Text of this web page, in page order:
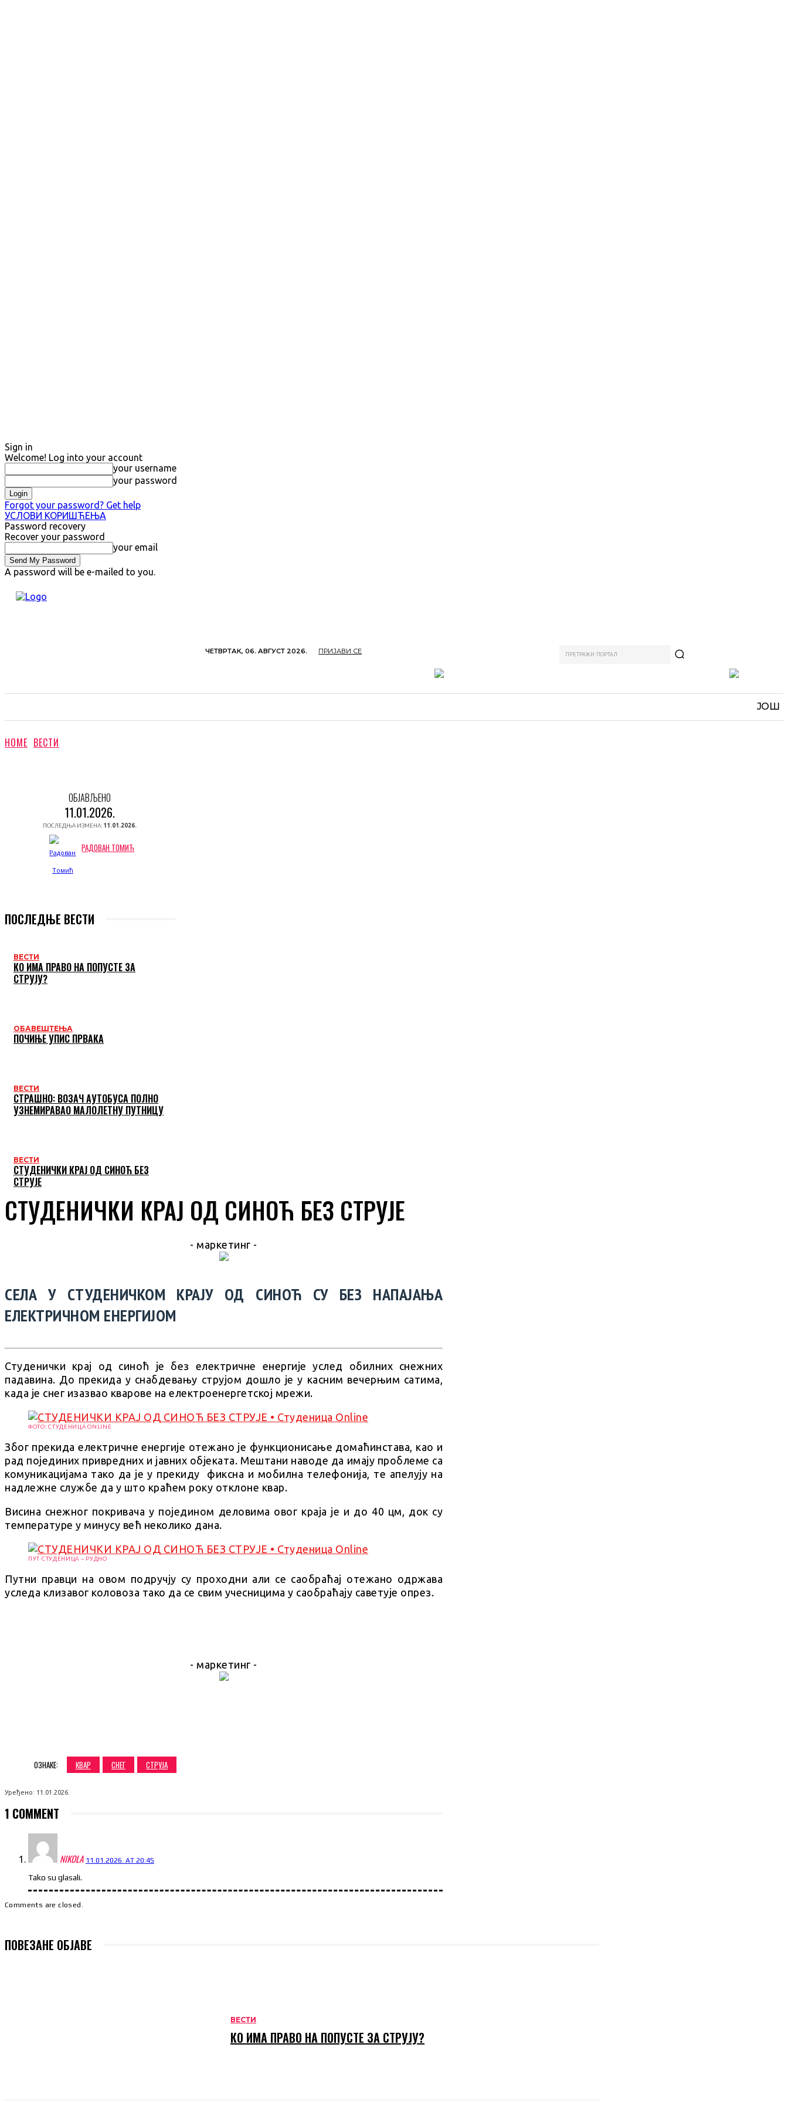
Sign in
Welcome! Log into your account
your username
your password
Forgot your password? Get help
УСЛОВИ КОРИШЋЕЊА
Password recovery
Recover your password
your email
A password will be e-mailed to you.
ЧЕТВРТАК, 06. АВГУСТ 2026. ПРИЈАВИ СЕ ПРЕТРАЖИ ПОРТАЛ
ЈОШ
HOME ВЕСТИ
ОБЈАВЉЕНО
11.01.2026.
ПОСЛЕДЊА ИЗМЕНА: 11.01.2026.
РАДОВАН ТОМИЋ
ПОСЛЕДЊЕ ВЕСТИ
ВЕСТИ
КО ИМА ПРАВО НА ПОПУСТЕ ЗА
СТРУЈУ?
ОБАВЕШТЕЊА
ПОЧИЊЕ УПИС ПРВАКА
ВЕСТИ
СТРАШНО: ВОЗАЧ АУТОБУСА ПОЛНО
УЗНЕМИРАВАО МАЛОЛЕТНУ ПУТНИЦУ
ВЕСТИ
СТУДЕНИЧКИ КРАЈ ОД СИНОЋ БЕЗ
СТРУЈЕ
СТУДЕНИЧКИ КРАЈ ОД СИНОЋ БЕЗ СТРУЈЕ
- маркетинг -
СЕЛА У СТУДЕНИЧКОМ КРАЈУ ОД СИНОЋ СУ БЕЗ НАПАЈАЊА
ЕЛЕКТРИЧНОМ ЕНЕРГИЈОМ
Студенички крај од синоћ је без електричне енергије услед обилних снежних
падавина. До прекида у снабдевању струјом дошло је у касним вечерњим сатима,
када је снег изазвао кварове на електроенергетској мрежи.
ФОТО: СТУДЕНИЦА ONLINE
Због прекида електричне енергије отежано је функционисање домаћинстава, као и
рад појединих привредних и јавних објеката. Мештани наводе да имају проблеме са
комуникацијама тако да је у прекиду фиксна и мобилна телефонија, те апелују на
надлежне службе да у што краћем року отклоне квар.
Висина снежног покривача у поједином деловима овог краја је и до 40 цм, док су
температуре у минусу већ неколико дана.
ПУТ СТУДЕНИЦА – РУДНО
Путни правци на овом подручју су проходни али се саобраћај отежано одржава
уследа клизавог коловоза тако да се свим учесницима у саобраћају саветује опрез.
- маркетинг -
ОЗНАКЕ: КВАР СНЕГ СТРУЈА
Уређено: 11.01.2026.
1 COMMENT
NIKOLA 11.01.2026. AT 20:45
Tako su glasali.
Comments are closed.
ПОВЕЗАНЕ ОБЈАВЕ
ВЕСТИ
КО ИМА ПРАВО НА ПОПУСТЕ ЗА СТРУЈУ?